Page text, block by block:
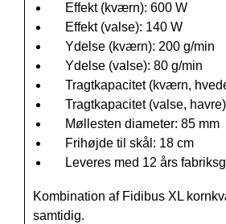
Effekt (kværn): 600 W
Effekt (valse): 140 W
Ydelse (kværn): 200 g/min
Ydelse (valse): 80 g/min
Tragtkapacitet (kværn,
Tragtkapacitet (valse,
Møllesten diameter: 85 mm
Frihøjde til skål: 18 cm
Leveres med 12 års
Kombination af Fidibus XL
samtidig.